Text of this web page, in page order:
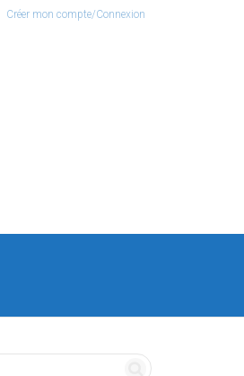
Créer mon compte/Connexion